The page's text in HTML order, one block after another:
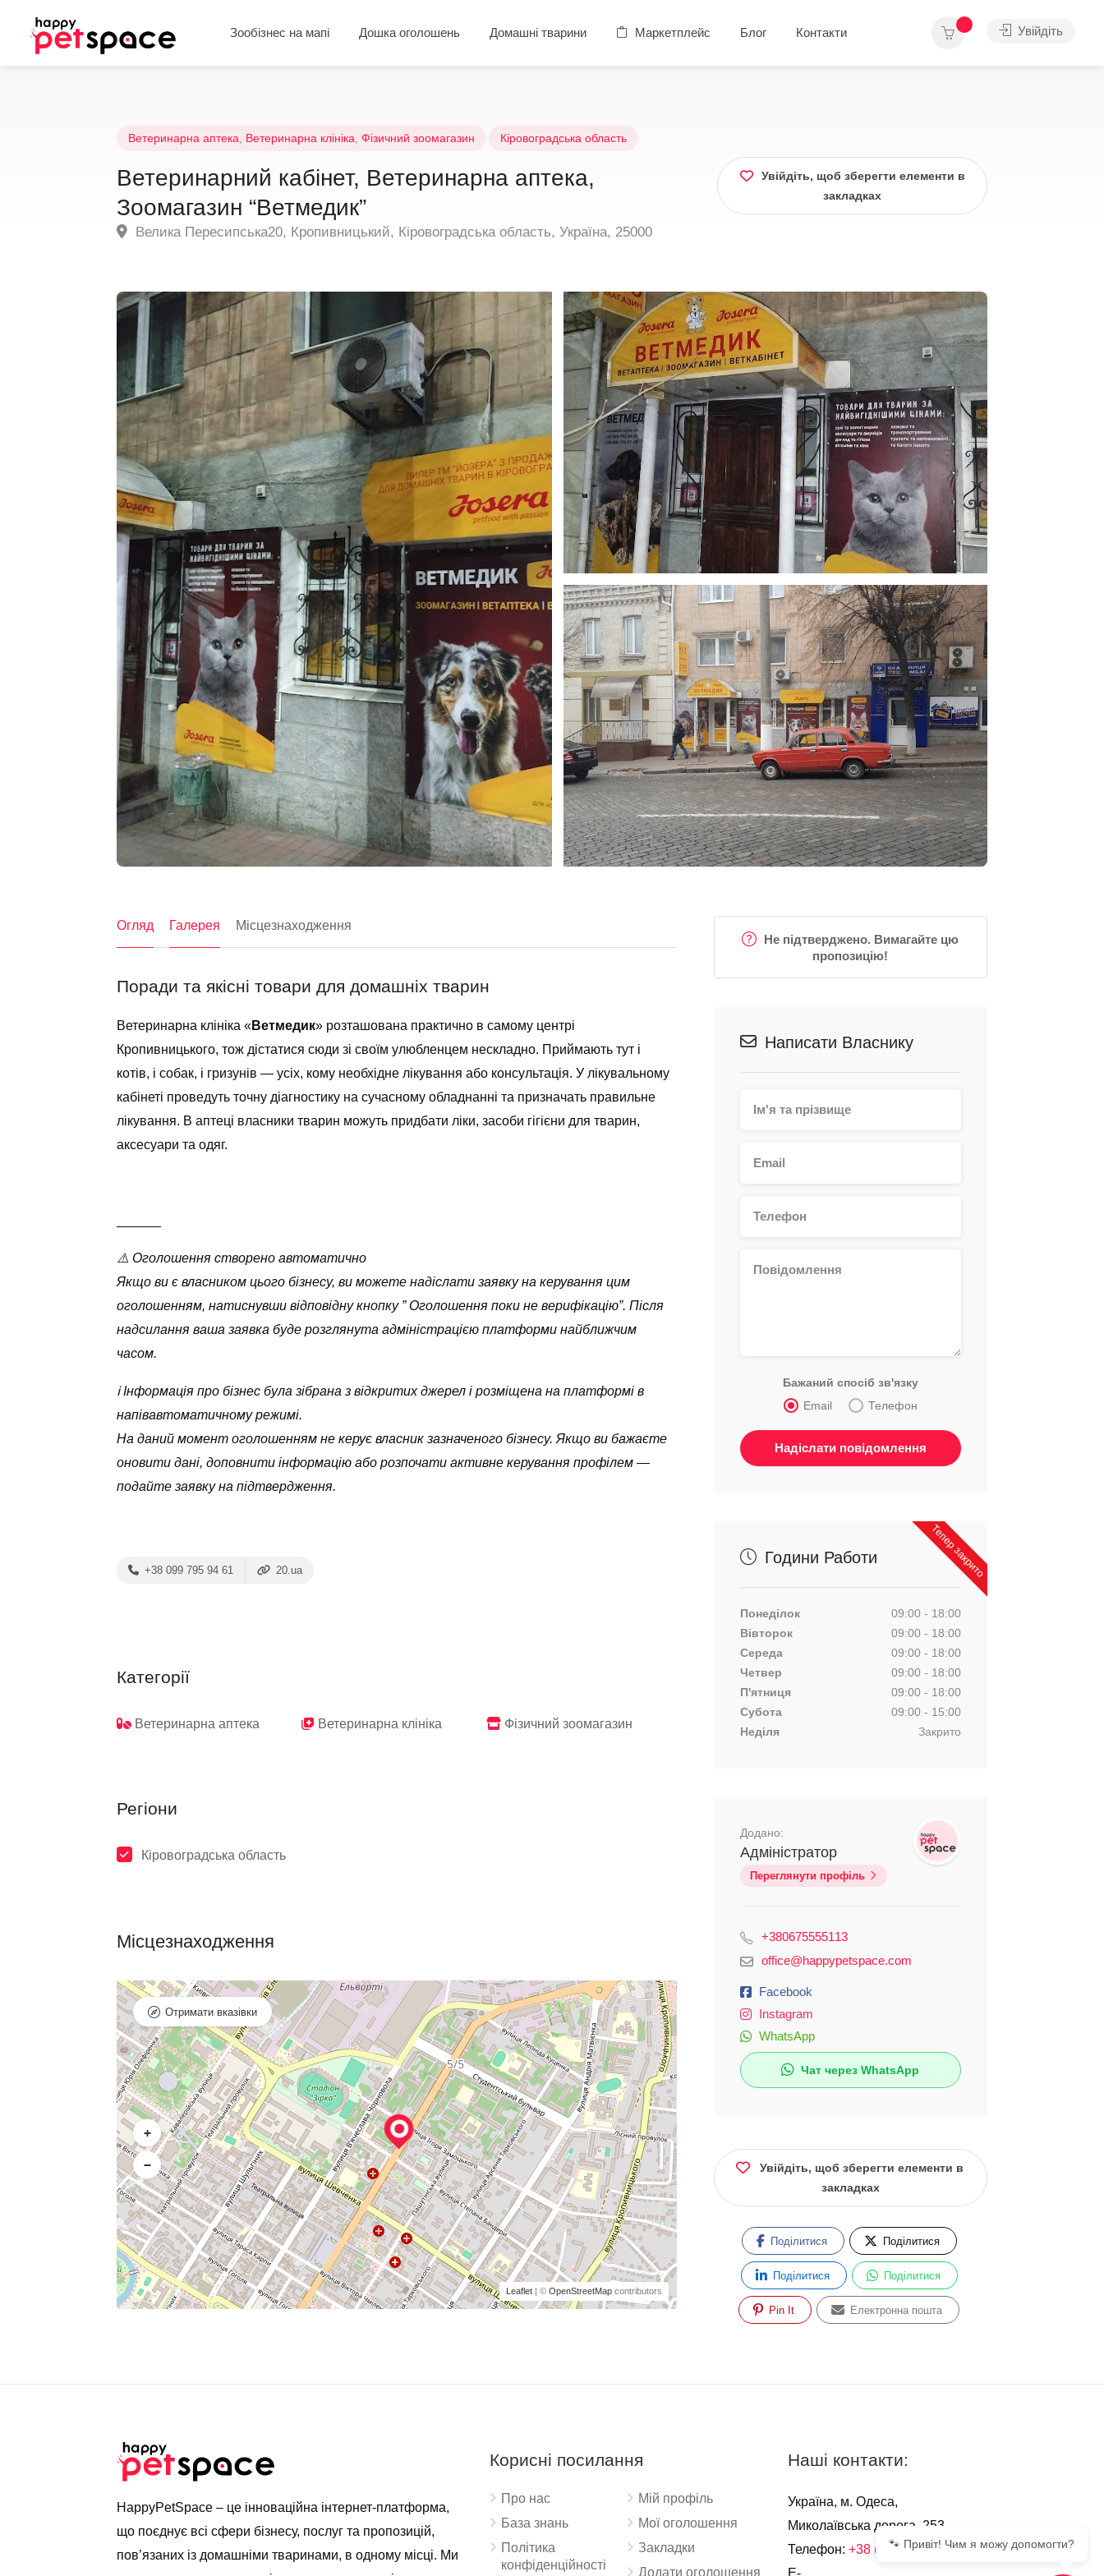
Зообізнес на мапі Дошка оголошень Домашні тварини Маркетплейс Блог Контакти Увійдіть
Ветеринарна аптека Ветеринарна клініка Фізичний зоомагазин Кіровоградська область
Ветеринарний кабінет, Ветеринарна аптека,
Зоомагазин “Ветмедик”
Велика Пересипська20, Кропивницький, Кіровоградська область, Україна, 25000
Увійдіть, щоб зберегти елементи в
закладках
Огляд Галерея Місцезнаходження
Поради та якісні товари для домашніх тварин
Ветеринарна клініка «Ветмедик» розташована практично в самому центрі
Кропивницького, тож дістатися сюди зі своїм улюбленцем нескладно. Приймають тут і
котів, і собак, і гризунів — усіх, кому необхідне лікування або консультація. У лікувальному
кабінеті проведуть точну діагностику на сучасному обладнанні та призначать правильне
лікування. В аптеці власники тварин можуть придбати ліки, засоби гігієни для тварин,
аксесуари та одяг.
⚠️ Оголошення створено автоматично
Якщо ви є власником цього бізнесу, ви можете надіслати заявку на керування цим
оголошенням, натиснувши відповідну кнопку ” Оголошення поки не верифікацію”. Після
надсилання ваша заявка буде розглянута адміністрацією платформи найближчим
часом.
ℹ️ Інформація про бізнес була зібрана з відкритих джерел і розміщена на платформі в
напівавтоматичному режимі.
На даний момент оголошенням не керує власник зазначеного бізнесу. Якщо ви бажаєте
оновити дані, доповнити інформацію або розпочати активне керування профілем —
подайте заявку на підтвердження.
+38 099 795 94 61 20.ua
Категорії
Ветеринарна аптека Ветеринарна клініка Фізичний зоомагазин
Регіони
Кіровоградська область
Місцезнаходження
+
−
Leaflet| © OpenStreetMapcontributors
Отримати вказівки
Не підтверджено. Вимагайте цю
пропозицію!
Написати Власнику
Бажаний спосіб зв'язку
Email
Телефон
Тепер закрито
Години Работи
Понеділок
09:00 - 18:00
Вівторок
09:00 - 18:00
Середа
09:00 - 18:00
Четвер
09:00 - 18:00
П'ятниця
09:00 - 18:00
Субота
09:00 - 15:00
Неділя
Закрито
Додано:
Адміністратор
Переглянути профіль
+380675555113
office@happypetspace.com
Facebook
Instagram
WhatsApp
Чат через WhatsApp
Увійдіть, щоб зберегти елементи в
закладках
Поділитися Поділитися
Поділитися Поділитися
Pin It Електронна пошта
HappyPetSpace – це інноваційна інтернет-платформа,
що поєднує всі сфери бізнесу, послуг та пропозицій,
пов’язаних із домашніми тваринами, в одному місці. Ми
Корисні посилання
Про нас
База знань
Політика
конфіденційності
Мій профіль
Мої оголошення
Закладки
Додати оголошення
Наші контакти:
Україна, м. Одеса,
Миколаївська дорога, 253
Телефон:+38 (067) 555-51-13
E-
🐾 Привіт! Чим я можу допомогти?